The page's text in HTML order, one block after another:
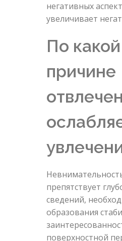
негативных
увеличивает
По какой
причине
препятствует
сведений,
образования
поверхностной